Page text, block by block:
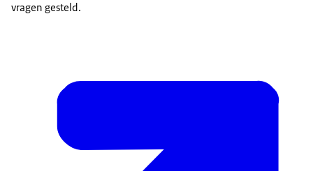
vragen gesteld.